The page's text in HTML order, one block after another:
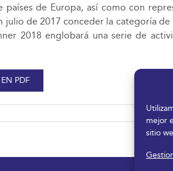
mejor
sitio
países de Europa, así como con
julio de 2017 conceder la categoría
2018 englobará una serie de
PDF